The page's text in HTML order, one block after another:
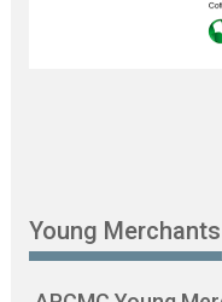
Young Merchants